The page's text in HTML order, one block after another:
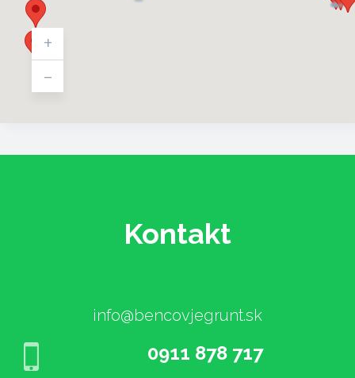
+
-
Kontakt
info@bencovjegrunt.sk
0911 878 717